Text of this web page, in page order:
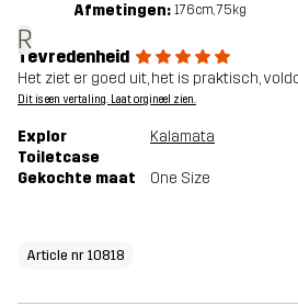
R
Afmetingen: 176cm, 75kg
Tevredenheid
Het ziet er goed uit, het is praktisch,
Dit is een vertaling. Laat orgineel zien.
Explor
Toiletcase
Kalamata
Gekochte maat One Size
Article nr 10818